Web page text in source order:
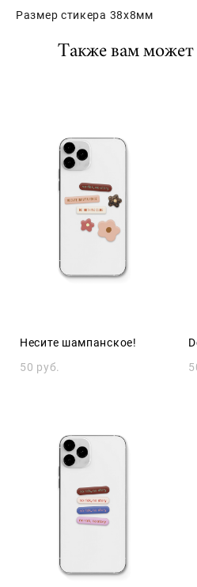
Размер стикера 38х8мм
Также вам может
Несите шампанское!
50 pуб.